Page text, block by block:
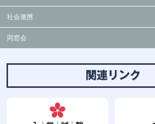
社会連携
同窓会